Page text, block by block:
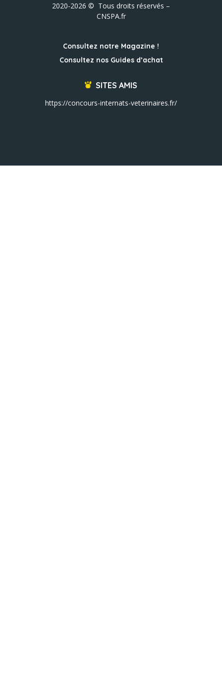
2020-2026 © Tous droits réservés –
CNSPA.fr
Consultez notre Magazine !
Consultez nos Guides d’achat
SITES AMIS
https://concours-internats-veterinaires.fr/